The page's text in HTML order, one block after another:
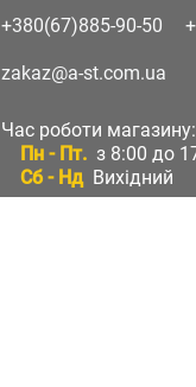
+380(67)885-90-50
zakaz@a-st.com.ua
Час роботи магазину:
Пн - Пт. з 8:00 до
Сб - Нд Вихідний